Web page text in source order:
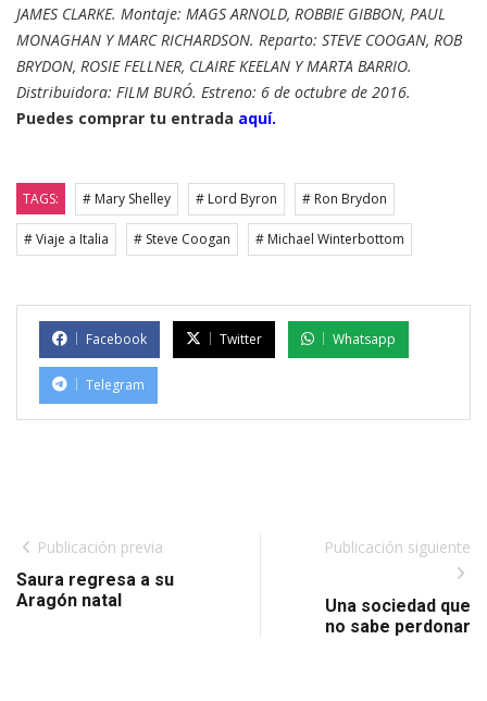
JAMES CLARKE. Montaje: MAGS ARNOLD, ROBBIE GIBBON, PAUL
MONAGHAN Y MARC RICHARDSON. Reparto: STEVE COOGAN, ROB
BRYDON, ROSIE FELLNER, CLAIRE KEELAN Y MARTA BARRIO.
Distribuidora: FILM BURÓ. Estreno: 6 de octubre de 2016.
Puedes comprar tu entrada aquí.
TAGS: # Mary Shelley # Lord Byron # Ron Brydon
# Viaje a Italia # Steve Coogan # Michael Winterbottom
Facebook Twitter Whatsapp
Telegram
Publicación previa
Saura regresa a su
Aragón natal
Publicación siguiente
Una sociedad que
no sabe perdonar